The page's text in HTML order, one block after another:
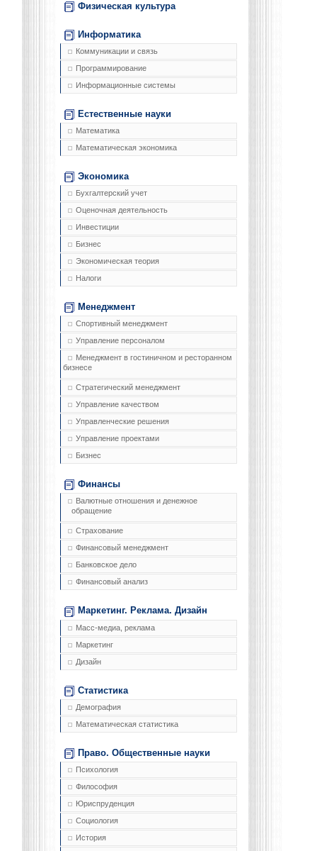
Физическая культура
Информатика
Коммуникации и связь
Программирование
Информационные системы
Естественные науки
Математика
Математическая экономика
Экономика
Бухгалтерский учет
Оценочная деятельность
Инвестиции
Бизнес
Экономическая теория
Налоги
Менеджмент
Спортивный менеджмент
Управление персоналом
Менеджмент в гостиничном и ресторанном
бизнесе
Стратегический менеджмент
Управление качеством
Управленческие решения
Управление проектами
Бизнес
Финансы
Валютные отношения и денежное
обращение
Страхование
Финансовый менеджмент
Банковское дело
Финансовый анализ
Маркетинг. Реклама. Дизайн
Масс-медиа, реклама
Маркетинг
Дизайн
Статистика
Демография
Математическая статистика
Право. Общественные науки
Психология
Философия
Юриспруденция
Социология
История